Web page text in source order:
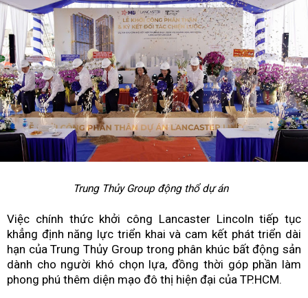
Trung Thủy Group động thổ dự án
Việc chính thức khởi công Lancaster Lincoln tiếp tục
khẳng định năng lực triển khai và cam kết phát triển dài
hạn của Trung Thủy Group trong phân khúc bất động sản
dành cho người khó chọn lựa, đồng thời góp phần làm
phong phú thêm diện mạo đô thị hiện đại của TP.HCM.